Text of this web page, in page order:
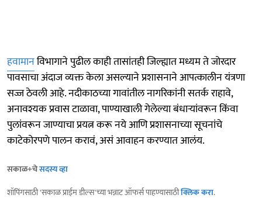
हवामानविभागाने पुढील काही तासांतही जिल्ह्यात मध्यम ते जोरदार
पावसाचा अंदाज व्यक्त केला असल्याने प्रशासनाने आपत्कालीन यंत्रणा
सज्ज ठेवली आहे. नदीकाठच्या गावांतील नागरिकांनी सतर्क राहावे,
अनावश्यक प्रवास टाळावा, पाण्याखाली गेलेल्या बंधाऱ्यांवरून किंवा
पुलांवरून जाण्याचा प्रयत्न करू नये आणि प्रशासनाच्या सूचनांचे
काटेकोरपणे पालन करावं, असं आवाहन करण्यात आलंय.
सकाळ+चेसदस्य व्हा
शॉपिंगसाठी 'सकाळ प्राईम डील्स'च्या भन्नाट ऑफर्स पाहण्यासाठीक्लिक करा.